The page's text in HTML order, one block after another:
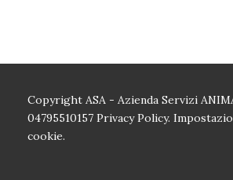
Copyright ASA - Azienda Servizi
04795510157 Privacy Policy.
cookie.